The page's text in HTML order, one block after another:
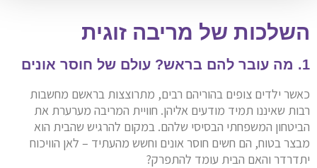
השלכות של מריבה זוגית
1. מה עובר להם בראש? עולם של חוסר אונים
כאשר ילדים צופים בהוריהם רבים, מתרוצצות בראשם מחשבות
רבות שאיננו תמיד מודעים אליהן. חוויית המריבה מערערת את
הביטחון המשפחתי הבסיסי שלהם. במקום להרגיש שהבית הוא
מבצר בטוח, הם חשים חוסר אונים וחשש מהעתיד – לאן הוויכוח
יתדרדר והאם הבית עומד להתפרק?